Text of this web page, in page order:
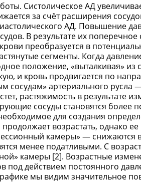
Систолическое АД
за счёт расширения
АД. Повышение
В результате их
преобразуется в
сегменты. Когда
положение, «выталкивая» из
и кровь продвигается по
сосудам» артериального
растяжимость в результате
сосуды становятся более
для создания
возрастать, однако ее
камеры» — снижаются
менее податливыми. С
камеры [2]. Возрастные
действием постоянного
мы видим значительное